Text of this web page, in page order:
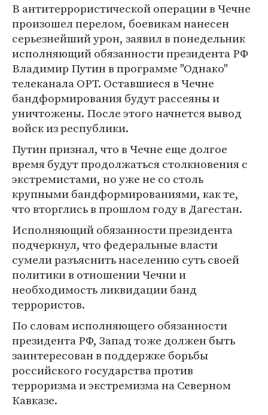
В антитеррористической операции в Чечне
произошел перелом, боевикам нанесен
серьезнейший урон, заявил в понедельник
исполняющий обязанности президента РФ
Владимир Путин в программе "Однако"
телеканала ОРТ. Оставшиеся в Чечне
бандформирования будут рассеяны и
уничтожены. После этого начнется вывод
войск из республики.
Путин признал, что в Чечне еще долгое
время будут продолжаться столкновения с
экстремистами, но уже не со столь
крупными бандформированиями, как те,
что вторглись в прошлом году в Дагестан.
Исполняющий обязанности президента
подчеркнул, что федеральные власти
сумели разъяснить населению суть своей
политики в отношении Чечни и
необходимость ликвидации банд
террористов.
По словам исполняющего обязанности
президента РФ, Запад тоже должен быть
заинтересован в поддержке борьбы
российского государства против
терроризма и экстремизма на Северном
Кавказе.